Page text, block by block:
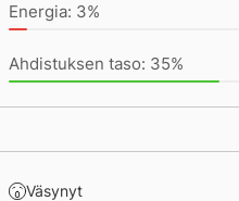
Energia: 3%
Ahdistuksen taso: 35%
Väsynyt